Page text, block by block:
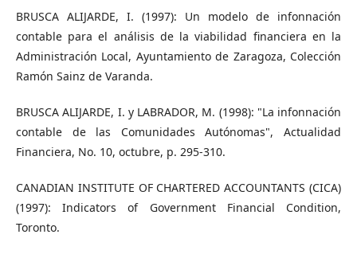
BRUSCA ALIJARDE, I. (1997): Un modelo de infonnación
contable para el análisis de la viabilidad financiera en la
Administración Local, Ayuntamiento de Zaragoza, Colección
Ramón Sainz de Varanda.
BRUSCA ALIJARDE, I. y LABRADOR, M. (1998): "La infonnación
contable de las Comunidades Autónomas", Actualidad
Financiera, No. 10, octubre, p. 295-310.
CANADIAN INSTITUTE OF CHARTERED ACCOUNTANTS (CICA)
(1997): Indicators of Government Financial Condition,
Toronto.